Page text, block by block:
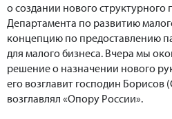
о создании нового структурного
Департамента по развитию
концепцию по предоставлению
для малого бизнеса. Вчера мы
решение о назначении нового
его возглавит господин Борисов
возглавлял «Опору России».